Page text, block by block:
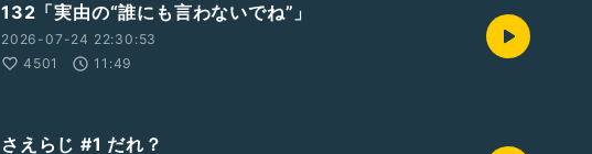
132「実由の“誰にも言わないでね”」
2026-07-24 22:30:53
4501
11:49
さえらじ #1 だれ？